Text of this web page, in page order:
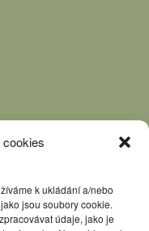
k ukládání a/nebo
jsou soubory cookie.
údaje, jako je